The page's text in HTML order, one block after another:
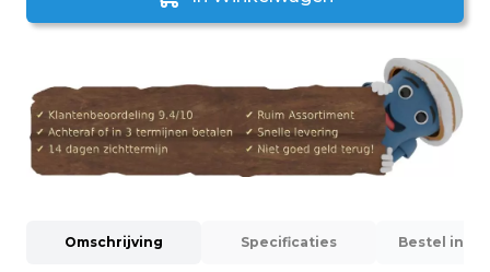
Omschrijving Specificaties Bestel